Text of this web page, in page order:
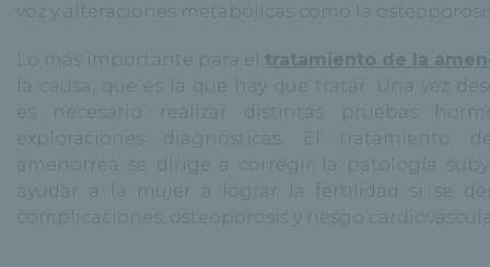
voz y alteraciones metabólicas como la
Lo más importante para el tratamiento de la
la causa, que es la que hay que tratar. Una vez
es necesario realizar distintas pruebas
exploraciones diagnósticas. El tratamiento
amenorrea se dirige a corregir la patología
ayudar a la mujer a lograr la fertilidad si se
complicaciones, osteoporosis y riesgo